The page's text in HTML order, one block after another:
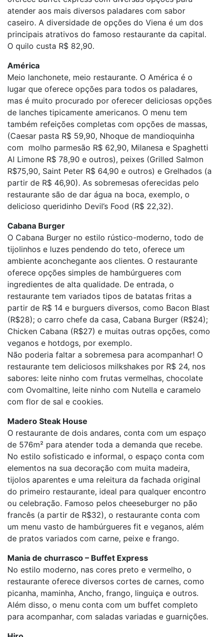
atender aos mais diversos paladares com sabor
caseiro. A diversidade de opções do Viena é um dos
principais atrativos do famoso restaurante da capital.
O quilo custa R$ 82,90.
América
Meio lanchonete, meio restaurante. O América é o
lugar que oferece opções para todos os paladares,
mas é muito procurado por oferecer deliciosas opções
de lanches tipicamente americanos. O menu tem
também refeições completas com opções de massas,
(Caesar pasta R$ 59,90, Nhoque de mandioquinha
com molho parmesão R$ 62,90, Milanesa e Spaghetti
Al Limone R$ 78,90 e outros), peixes (Grilled Salmon
R$75,90, Saint Peter R$ 64,90 e outros) e Grelhados (a
partir de R$ 46,90). As sobremesas oferecidas pelo
restaurante são de dar água na boca, exemplo, o
delicioso queridinho Devil’s Food (R$ 22,32).
Cabana Burger
O Cabana Burger no estilo rústico-moderno, todo de
tijolinhos e luzes pendendo do teto, oferece um
ambiente aconchegante aos clientes. O restaurante
oferece opções simples de hambúrgueres com
ingredientes de alta qualidade. De entrada, o
restaurante tem variados tipos de batatas fritas a
partir de R$ 14 e burguers diversos, como Bacon Blast
(R$28); o carro chefe da casa, Cabana Burger (R$24);
Chicken Cabana (R$27) e muitas outras opções, como
veganos e hotdogs, por exemplo.
Não poderia faltar a sobremesa para acompanhar! O
restaurante tem deliciosos milkshakes por R$ 24, nos
sabores: leite ninho com frutas vermelhas, chocolate
com Ovomaltine, leite ninho com Nutella e caramelo
com flor de sal e cookies.
Madero Steak House
O restaurante de dois andares, conta com um espaço
de 576m² para atender toda a demanda que recebe.
No estilo sofisticado e informal, o espaço conta com
elementos na sua decoração com muita madeira,
tijolos aparentes e uma releitura da fachada original
do primeiro restaurante, ideal para qualquer encontro
ou celebração. Famoso pelos cheeseburger no pão
francês (a partir de R$32), o restaurante conta com
um menu vasto de hambúrgueres fit e veganos, além
de pratos variados com carne, peixe e frango.
Mania de churrasco – Buffet Express
No estilo moderno, nas cores preto e vermelho, o
restaurante oferece diversos cortes de carnes, como
picanha, maminha, Ancho, frango, linguiça e outros.
Além disso, o menu conta com um buffet completo
para acompanhar, com saladas variadas e guarnições.